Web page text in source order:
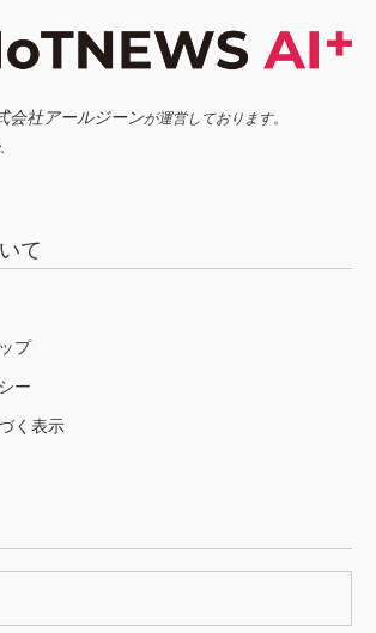
会社アールジーンが運営しております。
て
プ
ー
く表示